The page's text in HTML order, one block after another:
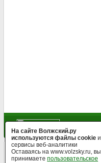
На сайте Волжский.ру
используются файлы cookie и
сервисы веб-аналитики
Оставаясь на www.volzsky.ru, вы
принимаете пользовательское